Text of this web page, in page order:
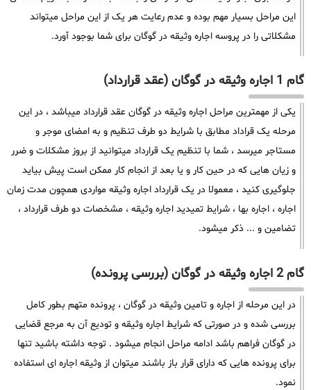
این مراحل بسیار مهم بوده و عدم رعایت هر یک از این مراحل میتواند
مشکلاتی را در پروسه اجاره وثیقه در گوگان برای شما بوجود آورد.
گام 1 اجاره وثیقه در گوگان (عقد قرارداد)
یکی از مهمترین مراحل اجاره وثیقه در گوگان عقد قرارداد میباشد ، در این
مرحله یک قراداد مطابق با شرایط دو طرف تنظیم و به امضای موجر و
مستاجر میرسد ، شما با تنظیم یک قرارداد میتوانید از بروز مشکلات و ضرر
و زیان هایی که در حین کار و یا بعد از انجام کار ممکن است پیش بیاید
جلوگیری کنید ، معمولا در یک قرارداد اجاره وثیقه مواردی همچون مدت زمان
اجاره ، اجاره بها ، شرایط تمیدید اجاره وثیقه ، مشخصات دو طرف قرارداد ،
تضامین و ... ذکر میشود.
گام 2 اجاره وثیقه در گوگان (بررسی پرونده)
در این مرحله از اجاره و تامین وثیقه در گوگان ، پرونده متهم بطور کامل
بررسی شده و در صورتی که شرایط اجاره وثیقه و تودیع آن به مرجع قضایی
در گوگان فراهم باشد ادامه مراحل انجام میشود . توجه داشته باشید تنها
برای پرونده هایی که دارای قرار باز باشند میتوان از وثیقه اجاره ای استفاده
نمود.